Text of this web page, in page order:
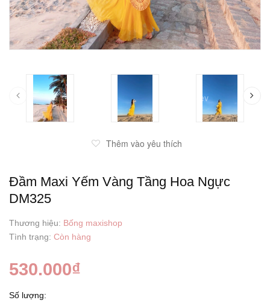
prev
Thêm vào yêu thích
Đầm Maxi Yếm Vàng Tầng Hoa Ngực
DM325
Thương hiệu: Bống maxishop
Tình trạng: Còn hàng
530.000₫
Số lượng: